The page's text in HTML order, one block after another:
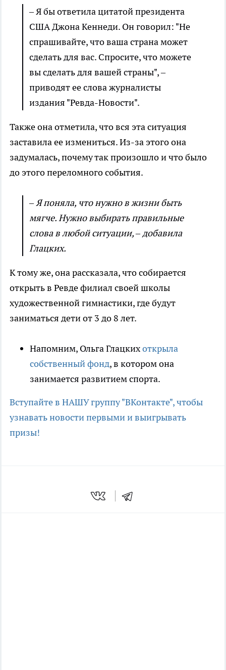
–Я бы ответила цитатой президента
США Джона Кеннеди. Он говорил: "Не
спрашивайте, что ваша страна может
сделать для вас. Спросите, что можете
вы сделать для вашей страны",–
приводят ее слова журналисты
издания "Ревда-Новости".
Также она отметила, что вся эта ситуация
заставила ее измениться. Из-за этого она
задумалась, почему так произошло и что было
до этого переломного события.
– Я поняла, что нужно в жизни быть
мягче. Нужно выбирать правильные
слова в любой ситуации, – добавила
Глацких.
К тому же, она рассказала, что собирается
открыть в Ревде филиал своей школы
художественной гимнастики, где будут
заниматься дети от 3 до 8 лет.
Напомним, Ольга Глацкихоткрыла
собственный фонд, в котором она
занимается развитием спорта.
Вступайте в НАШУ группу "ВКонтакте", чтобы
узнавать новости первыми и выигрывать
призы!